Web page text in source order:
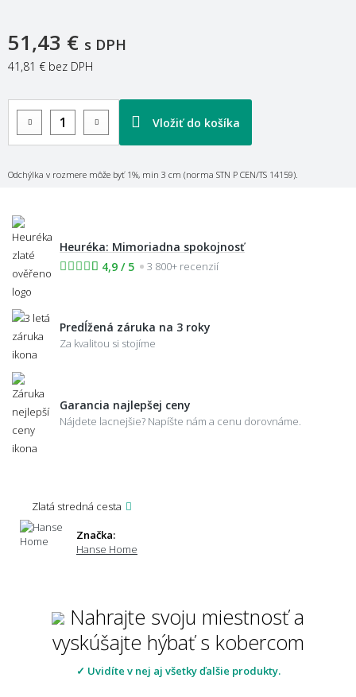
51,43 € s DPH
41,81 € bez DPH
Vložiť do košíka
Odchýlka v rozmere môže byť 1%, min 3 cm (norma STN P CEN/TS 14159).
Heuréka: Mimoriadna spokojnosť
4,9 / 5
3 800+ recenzií
Predĺžená záruka na 3 roky
Za kvalitou si stojíme
Garancia najlepšej ceny
Nájdete lacnejšie? Napíšte nám a cenu dorovnáme.
Zlatá stredná cesta
Značka:
Hanse Home
Nahrajte svoju miestnosť a
vyskúšajte hýbať s kobercom
✓ Uvidíte v nej aj všetky ďalšie produkty.